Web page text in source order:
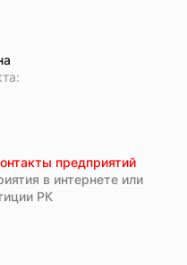
предприятий
в интернете или
РК